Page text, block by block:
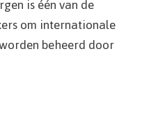
is één van de
om internationale
beheerd door